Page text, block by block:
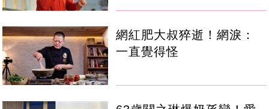
網紅肥大叔猝逝！網淚：
一直覺得怪